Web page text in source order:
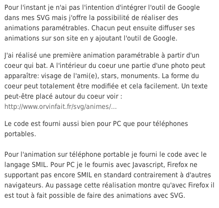
Pour l'instant je n'ai pas l'intention d'intégrer l'outil de Google
dans mes SVG mais j'offre la possibilité de réaliser des
animations paramétrables. Chacun peut ensuite diffuser ses
animations sur son site en y ajoutant l'outil de Google.
J'ai réalisé une première animation paramétrable à partir d'un
coeur qui bat. A l'intérieur du coeur une partie d'une photo peut
apparaître: visage de l'ami(e), stars, monuments. La forme du
coeur peut totalement être modifiée et cela facilement. Un texte
peut-être placé autour du coeur voir :
http://www.orvinfait.fr/svg/animes/...
Le code est fourni aussi bien pour PC que pour téléphones
portables.
Pour l'animation sur téléphone portable je fourni le code avec le
langage SMIL. Pour PC je le fournis avec Javascript, Firefox ne
supportant pas encore SMIL en standard contrairement à d'autres
navigateurs. Au passage cette réalisation montre qu'avec Firefox il
est tout à fait possible de faire des animations avec SVG.